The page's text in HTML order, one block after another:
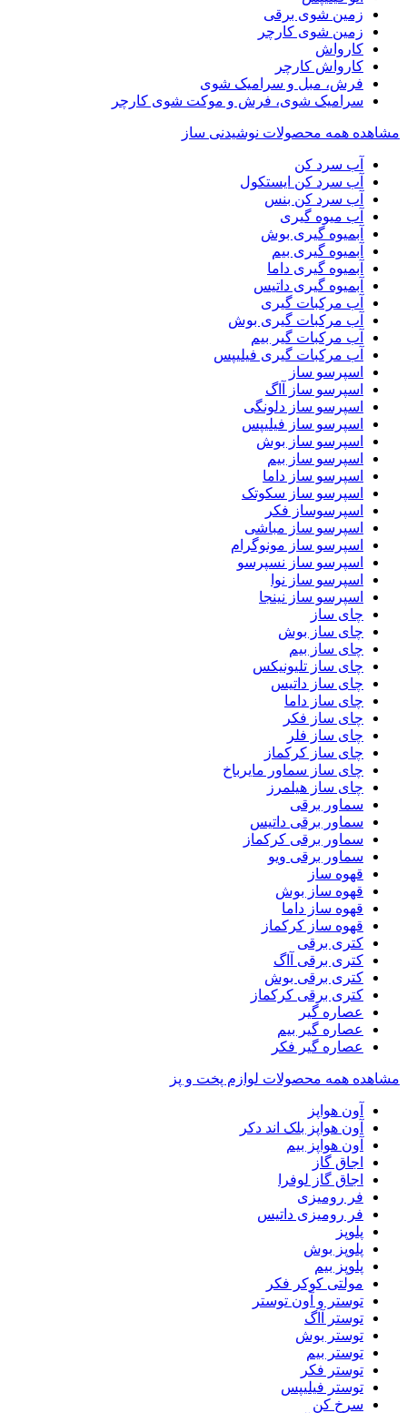
زمین شوی برقی
زمین شوی کارچر
کارواش
کارواش کارچر
فرش، مبل و سرامیک شوی
سرامیک شوی، فرش و موکت شوی کارچر
مشاهده همه محصولات نوشیدنی ساز
آب سرد کن
آب سرد کن ایستکول
آب سرد کن بنس
آب میوه گیری
آبمیوه گیری بوش
آبمیوه گیری بیم
آبمیوه گیری داما
آبمیوه گیری داتیس
آب مرکبات گیری
آب مرکبات گیری بوش
آب مرکبات گیر بیم
آب مرکبات گیری فیلیپس
اسپرسو ساز
اسپرسو ساز آاگ
اسپرسو ساز دلونگی
اسپرسو ساز فیلیپس
اسپرسو ساز بوش
اسپرسو ساز بیم
اسپرسو ساز داما
اسپرسو ساز سکوتک
اسپرسوساز فکر
اسپرسو ساز مباشی
اسپرسو ساز مونوگرام
اسپرسو ساز نسپرسو
اسپرسو ساز نوا
اسپرسو ساز نینجا
چای ساز
چای ساز بوش
چای ساز بیم
چای ساز تلیونیکس
چای ساز داتیس
چای ساز داما
چای ساز فکر
چای ساز فلر
چای ساز کرکماز
چای ساز سماور مایرباخ
چای ساز هیلمرز
سماور برقی
سماور برقی داتیس
سماور برقی کرکماز
سماور برقی ویو
قهوه ساز
قهوه ساز بوش
قهوه ساز داما
قهوه ساز کرکماز
کتری برقی
کتری برقی آاگ
کتری برقی بوش
کتری برقی کرکماز
عصاره گیر
عصاره گیر بیم
عصاره گیر فکر
مشاهده همه محصولات لوازم پخت و پز
آون هواپز
آون هواپز بلک اند دکر
آون هواپز بیم
اجاق گاز
اجاق گاز لوفرا
فر رومیزی
فر رومیزی داتیس
پلوپز
پلوپز بوش
پلوپز بیم
مولتی کوکر فکر
توستر و آون توستر
توستر آاگ
توستر بوش
توستر بیم
توستر فکر
توستر فیلیپس
سرخ کن